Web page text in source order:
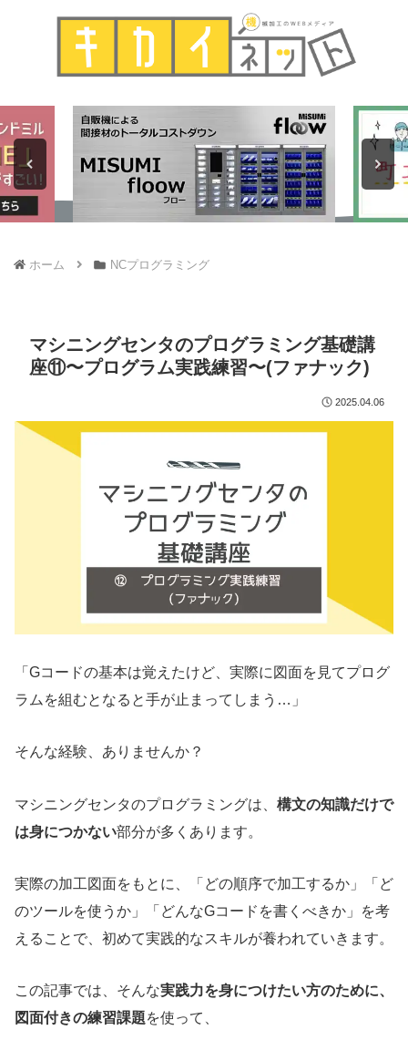
ホーム NCプログラミング
マシニングセンタのプログラミング基礎講
座⑪〜プログラム実践練習〜(ファナック)
2025.04.06
「Gコードの基本は覚えたけど、実際に図面を見てプログ
ラムを組むとなると手が止まってしまう…」
そんな経験、ありませんか？
マシニングセンタのプログラミングは、 構文の知識だけで
は身につかない部分が多くあります。
実際の加工図面をもとに、「どの順序で加工するか」「ど
のツールを使うか」「どんなGコードを書くべきか」を考
えることで、初めて実践的なスキルが養われていきます。
この記事では、そんな実践力を身につけたい方のために、
図面付きの練習課題を使って、